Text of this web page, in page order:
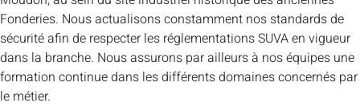
Fonderies. Nous actualisons constamment nos standards de
sécurité afin de respecter les réglementations SUVA en vigueur
dans la branche. Nous assurons par ailleurs à nos équipes une
formation continue dans les différents domaines concernés par
le métier.